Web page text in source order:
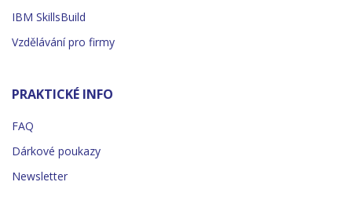
IBM SkillsBuild
Vzdělávání pro firmy
PRAKTICKÉ INFO
FAQ
Dárkové poukazy
Newsletter